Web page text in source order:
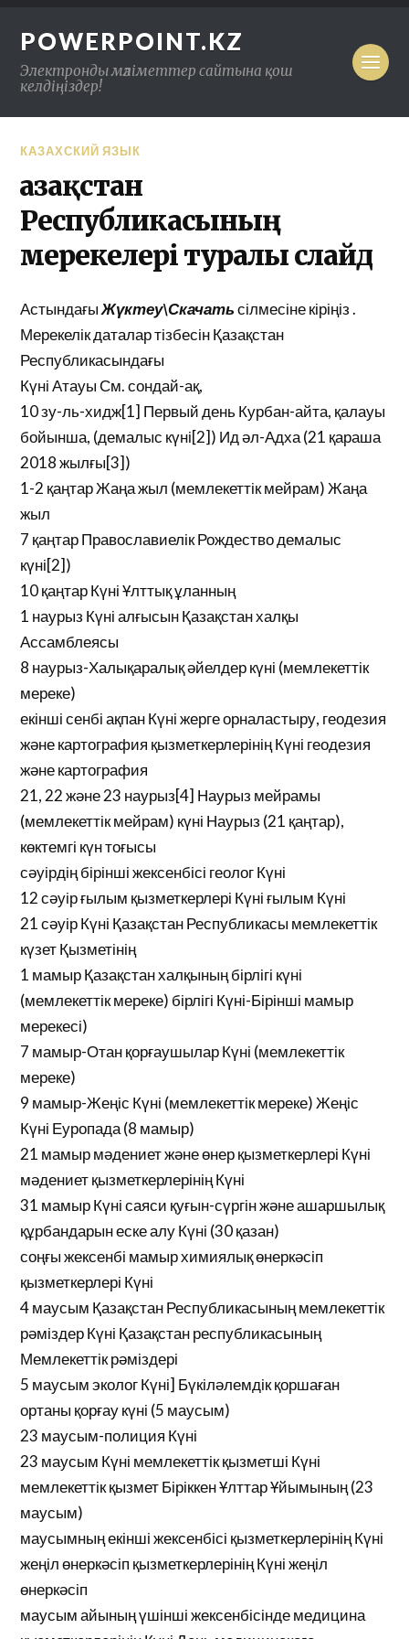
POWERPOINT.KZ
Электронды мәліметтер сайтына қош
келдіңіздер!
КАЗАХСКИЙ ЯЗЫК
Қазақстан
Республикасының
мерекелері туралы слайд
АстындағыЖүктеу\Скачать сілмесіне кіріңіз .
Мерекелік даталар тізбесін Қазақстан
Республикасындағы
Күні Атауы См. сондай-ақ,
10 зу-ль-хидж[1] Первый день Курбан-айта, қалауы
бойынша, (демалыс күні[2]) Ид әл-Адха (21 қараша
2018 жылғы[3])
1-2 қаңтар Жаңа жыл (мемлекеттік мейрам) Жаңа
жыл
7 қаңтар Православиелік Рождество демалыс
күні[2])
10 қаңтар Күні Ұлттық ұланның
1 наурыз Күні алғысын Қазақстан халқы
Ассамблеясы
8 наурыз-Халықаралық әйелдер күні (мемлекеттік
мереке)
екінші сенбі ақпан Күні жерге орналастыру, геодезия
және картография қызметкерлерінің Күні геодезия
және картография
21, 22 және 23 наурыз[4] Наурыз мейрамы
(мемлекеттік мейрам) күні Наурыз (21 қаңтар),
көктемгі күн тоғысы
сәуірдің бірінші жексенбісі геолог Күні
12 сәуір ғылым қызметкерлері Күні ғылым Күні
21 сәуір Күні Қазақстан Республикасы мемлекеттік
күзет Қызметінің
1 мамыр Қазақстан халқының бірлігі күні
(мемлекеттік мереке) бірлігі Күні-Бірінші мамыр
мерекесі)
7 мамыр-Отан қорғаушылар Күні (мемлекеттік
мереке)
9 мамыр-Жеңіс Күні (мемлекеттік мереке) Жеңіс
Күні Еуропада (8 мамыр)
21 мамыр мәдениет және өнер қызметкерлері Күні
мәдениет қызметкерлерінің Күні
31 мамыр Күні саяси қуғын-сүргін және ашаршылық
құрбандарын еске алу Күні (30 қазан)
соңғы жексенбі мамыр химиялық өнеркәсіп
қызметкерлері Күні
4 маусым Қазақстан Республикасының мемлекеттік
рәміздер Күні Қазақстан республикасының
Мемлекеттік рәміздері
5 маусым эколог Күні] Бүкіләлемдік қоршаған
ортаны қорғау күні (5 маусым)
23 маусым-полиция Күні
23 маусым Күні мемлекеттік қызметші Күні
мемлекеттік қызмет Біріккен Ұлттар Ұйымының (23
маусым)
маусымның екінші жексенбісі қызметкерлерінің Күні
жеңіл өнеркәсіп қызметкерлерінің Күні жеңіл
өнеркәсіп
маусым айының үшінші жексенбісінде медицина